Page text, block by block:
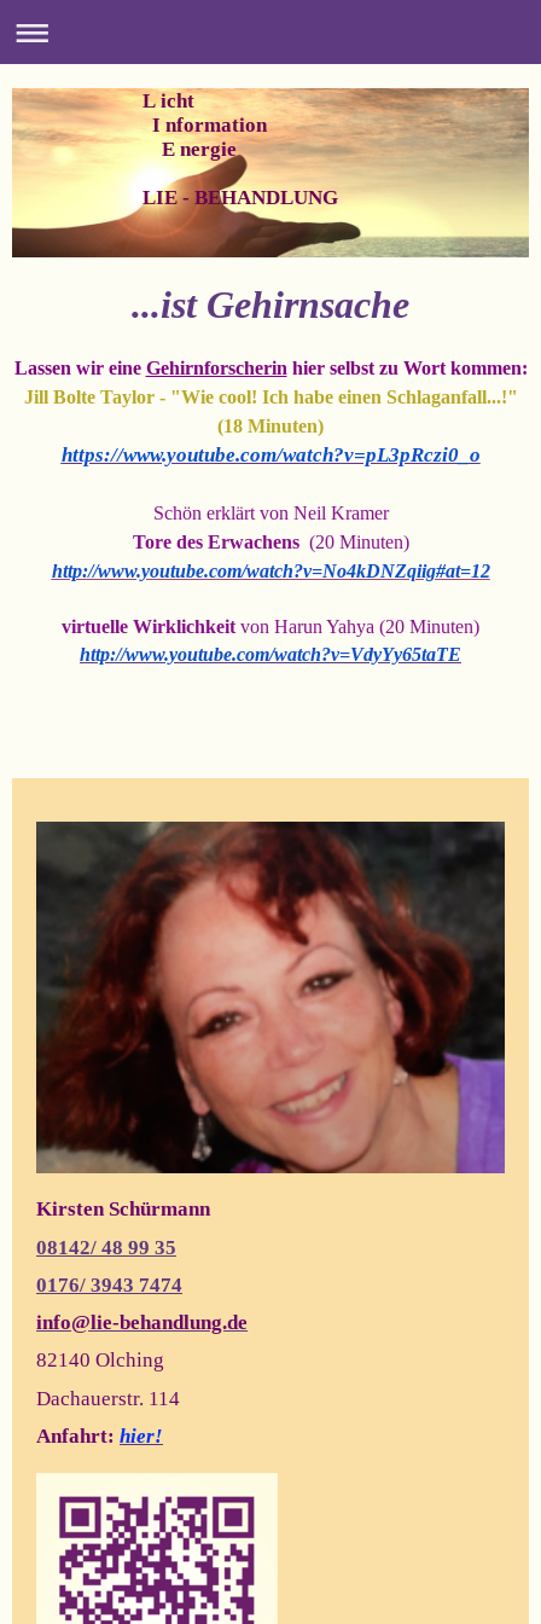
L icht
I nformation
E nergie
LIE - BEHANDLUNG
...ist Gehirnsache
Lassen wir eine Gehirnforscherin hier selbst zu Wort kommen:
Jill Bolte Taylor - "Wie cool! Ich habe einen Schlaganfall...!"
(18 Minuten)
https://www.youtube.com/watch?v=pL3pRczi0_o
Schön erklärt von Neil Kramer
Tore des Erwachens(20 Minuten)
http://www.youtube.com/watch?v=No4kDNZqiig#at=12
virtuelle Wirklichkeit von Harun Yahya (20 Minuten)
http://www.youtube.com/watch?v=VdyYy65taTE
Kirsten Schürmann
08142/ 48 99 35
0176/ 3943 7474
info@lie-behandlung.de
82140 Olching
Dachauerstr. 114
Anfahrt: hier!